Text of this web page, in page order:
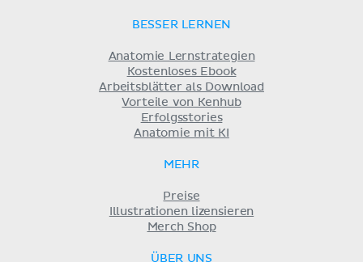
BESSER LERNEN
Anatomie Lernstrategien
Kostenloses Ebook
Arbeitsblätter als Download
Vorteile von Kenhub
Erfolgsstories
Anatomie mit KI
MEHR
Preise
Illustrationen lizensieren
Merch Shop
ÜBER UNS